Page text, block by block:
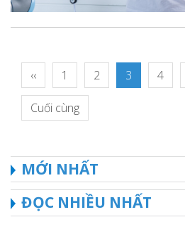
‹‹ 1 2 3 4
Cuối cùng
MỚI NHẤT
ĐỌC NHIỀU NHẤT